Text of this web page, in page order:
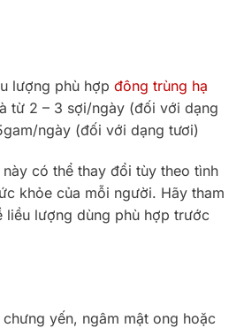
lượng phù hợp đông trùng hạ
từ 2 – 3 sợi/ngày (đối với dạng
ngày (đối với dạng tươi)
có thể thay đổi tùy theo tình
khỏe của mỗi người. Hãy tham
liều lượng dùng phù hợp trước
yến, ngâm mật ong hoặc